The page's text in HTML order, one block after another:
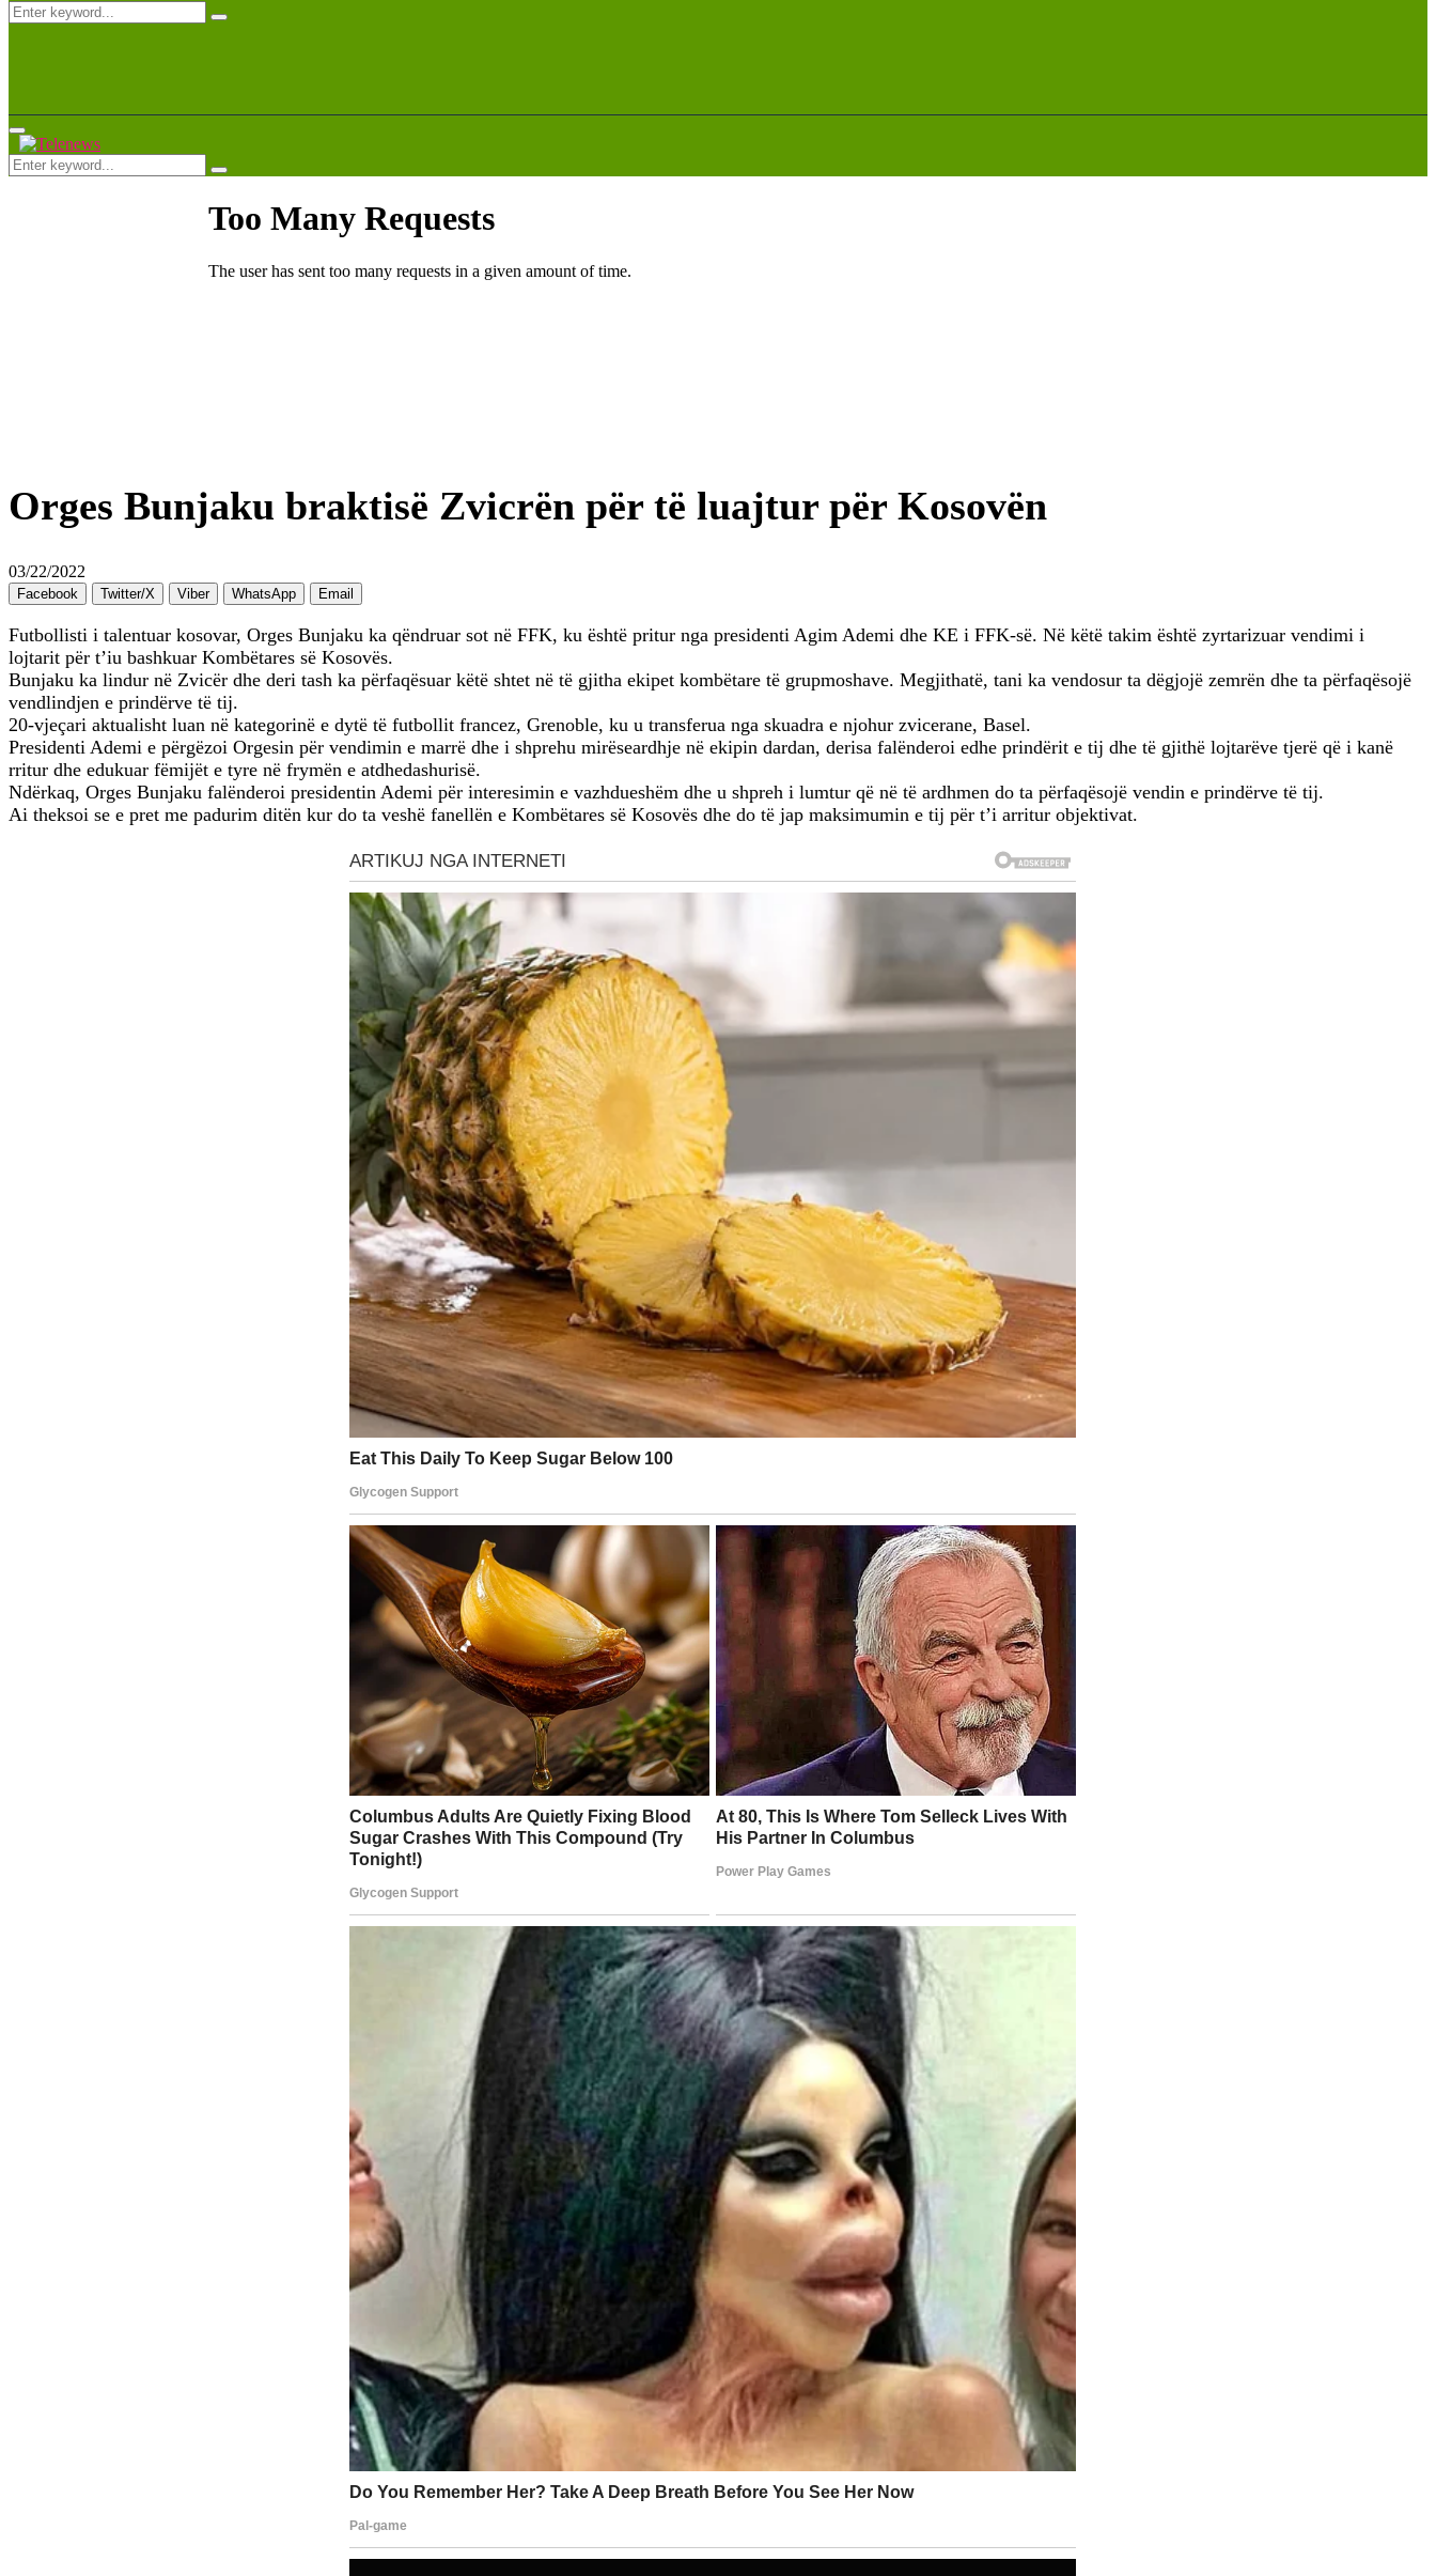
Search
Search
Primary
Menu
Search
for:
Search
Orges Bunjaku braktisë Zvicrën për të luajtur për Kosovën
03/22/2022
Facebook Twitter/X Viber WhatsApp Email
Futbollisti i talentuar kosovar, Orges Bunjaku ka qëndruar sot në FFK, ku është pritur nga presidenti Agim Ademi dhe KE i FFK-së. Në këtë takim është zyrtarizuar vendimi i
lojtarit për t’iu bashkuar Kombëtares së Kosovës.
Bunjaku ka lindur në Zvicër dhe deri tash ka përfaqësuar këtë shtet në të gjitha ekipet kombëtare të grupmoshave. Megjithatë, tani ka vendosur ta dëgjojë zemrën dhe ta përfaqësojë
vendlindjen e prindërve të tij.
20-vjeçari aktualisht luan në kategorinë e dytë të futbollit francez, Grenoble, ku u transferua nga skuadra e njohur zvicerane, Basel.
Presidenti Ademi e përgëzoi Orgesin për vendimin e marrë dhe i shprehu mirëseardhje në ekipin dardan, derisa falënderoi edhe prindërit e tij dhe të gjithë lojtarëve tjerë që i kanë
rritur dhe edukuar fëmijët e tyre në frymën e atdhedashurisë.
Ndërkaq, Orges Bunjaku falënderoi presidentin Ademi për interesimin e vazhdueshëm dhe u shpreh i lumtur që në të ardhmen do ta përfaqësojë vendin e prindërve të tij.
Ai theksoi se e pret me padurim ditën kur do ta veshë fanellën e Kombëtares së Kosovës dhe do të jap maksimumin e tij për t’i arritur objektivat.